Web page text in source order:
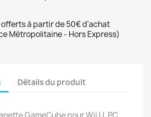
offerts à partir de 50€ d'achat
Métropolitaine - Hors Express)
Détails du produit